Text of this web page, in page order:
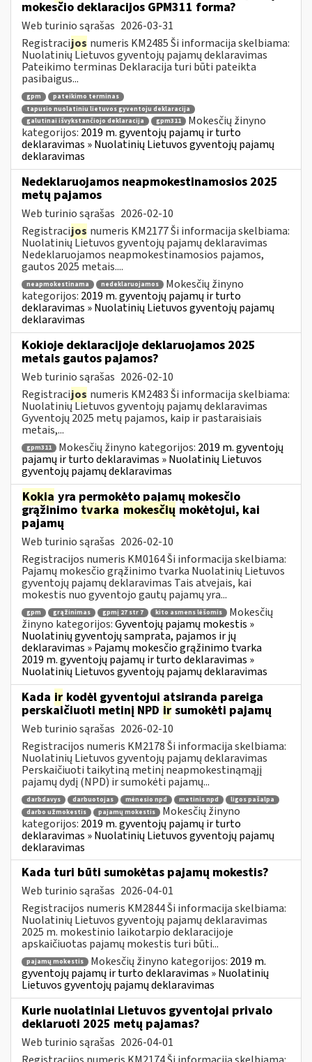
mokesčio deklaracijos GPM311 forma?
Web turinio sąrašas 2026-03-31
Registracijos numeris KM2485 Ši informacija skelbiama:
Nuolatinių Lietuvos gyventojų pajamų deklaravimas
Pateikimo terminas Deklaracija turi būti pateikta
pasibaigus...
gpm
pateikimo terminas
tapusio nuolatiniu lietuvos gyventoju deklaracija
galutinai išvykstančiojo deklaracija
gpm311
Mokesčių žinyno
kategorijos: 2019 m. gyventojų pajamų ir turto
deklaravimas » Nuolatinių Lietuvos gyventojų pajamų
deklaravimas
Nedeklaruojamos neapmokestinamosios 2025
metų pajamos
Web turinio sąrašas 2026-02-10
Registracijos numeris KM2177 Ši informacija skelbiama:
Nuolatinių Lietuvos gyventojų pajamų deklaravimas
Nedeklaruojamos neapmokestinamosios pajamos,
gautos 2025 metais....
neapmokestinama nedeklaruojamos
Mokesčių žinyno
kategorijos: 2019 m. gyventojų pajamų ir turto
deklaravimas » Nuolatinių Lietuvos gyventojų pajamų
deklaravimas
Kokioje deklaracijoje deklaruojamos 2025
metais gautos pajamos?
Web turinio sąrašas 2026-02-10
Registracijos numeris KM2483 Ši informacija skelbiama:
Nuolatinių Lietuvos gyventojų pajamų deklaravimas
Gyventojų 2025 metų pajamos, kaip ir pastaraisiais
metais,...
gpm311 Mokesčių žinyno kategorijos: 2019 m. gyventojų
pajamų ir turto deklaravimas » Nuolatinių Lietuvos
gyventojų pajamų deklaravimas
Kokia yra permokėto pajamų mokesčio
grąžinimo tvarka mokesčių mokėtojui, kai
pajamų
Web turinio sąrašas 2026-02-10
Registracijos numeris KM0164 Ši informacija skelbiama:
Pajamų mokesčio grąžinimo tvarka Nuolatinių Lietuvos
gyventojų pajamų deklaravimas Tais atvejais, kai
mokestis nuo gyventojo gautų pajamų yra...
gpm grąžinimas gpmį 27 str 7 kito asmens lėšomis
Mokesčių
žinyno kategorijos:Gyventojų pajamų mokestis »
Nuolatinių gyventojų samprata, pajamos ir jų
deklaravimas » Pajamų mokesčio grąžinimo tvarka
2019 m. gyventojų pajamų ir turto deklaravimas »
Nuolatinių Lietuvos gyventojų pajamų deklaravimas
Kada ir kodėl gyventojui atsiranda pareiga
perskaičiuoti metinį NPD ir sumokėti pajamų
Web turinio sąrašas 2026-02-10
Registracijos numeris KM2178 Ši informacija skelbiama:
Nuolatinių Lietuvos gyventojų pajamų deklaravimas
Perskaičiuoti taikytiną metinį neapmokestinąmąjį
pajamų dydį (NPD) ir sumokėti pajamų...
darbdavys darbuotojas mėnesio npd metinis npd
ligos pašalpa
darbo užmokestis
pajamų mokestis
Mokesčių žinyno
kategorijos: 2019 m. gyventojų pajamų ir turto
deklaravimas » Nuolatinių Lietuvos gyventojų pajamų
deklaravimas
Kada turi būti sumokėtas pajamų mokestis?
Web turinio sąrašas 2026-04-01
Registracijos numeris KM2844 Ši informacija skelbiama:
Nuolatinių Lietuvos gyventojų pajamų deklaravimas
2025 m. mokestinio laikotarpio deklaracijoje
apskaičiuotas pajamų mokestis turi būti...
pajamų mokestis Mokesčių žinyno kategorijos: 2019 m.
gyventojų pajamų ir turto deklaravimas » Nuolatinių
Lietuvos gyventojų pajamų deklaravimas
Kurie nuolatiniai Lietuvos gyventojai privalo
deklaruoti 2025 metų pajamas?
Web turinio sąrašas 2026-04-01